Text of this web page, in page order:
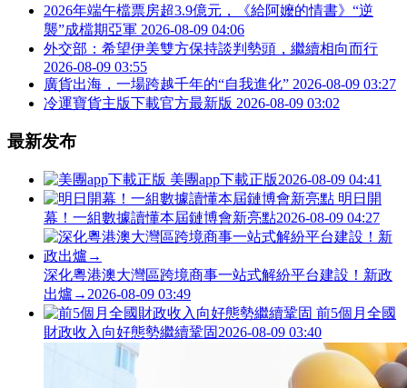
2026年端午檔票房超3.9億元，《給阿嬤的情書》“逆
襲”成檔期亞軍 2026-08-09 04:06
外交部：希望伊美雙方保持談判勢頭，繼續相向而行
2026-08-09 03:55
廣貨出海，一場跨越千年的“自我進化” 2026-08-09 03:27
冷運寶貨主版下載官方最新版 2026-08-09 03:02
最新发布
美團app下載正版2026-08-09 04:41
明日開
幕！一組數據讀懂本屆鏈博會新亮點2026-08-09 04:27
深化粵港澳大灣區跨境商事一站式解紛平台建設！新政
出爐→ 2026-08-09 03:49
前5個月全國
財政收入向好態勢繼續鞏固 2026-08-09 03:40